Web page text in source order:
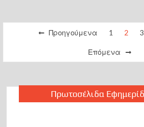
ΠλοήγησηΠροηγούμενα 1 2 3
Επόμενα
Πρωτοσέλιδα